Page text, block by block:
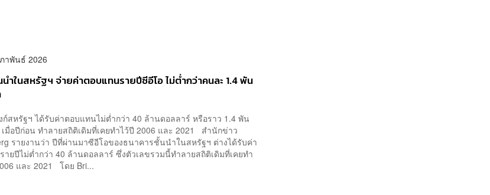
าพันธ์ 2026
ำในสหรัฐฯ จ่ายค่าตอบแทนรายปีซีอีโอ ไม่ต่ำกว่าคนละ 1.4 พัน
ก์สหรัฐฯ ได้รับค่าตอบแทนไม่ต่ำกว่า 40 ล้านดอลลาร์ หรือราว 1.4 พัน
มื่อปีก่อน ทำลายสถิติเดิมที่เคยทำไว้ปี 2006 และ 2021 สำนักข่าว
รายงานว่า ปีที่ผ่านมาซีอีโอของธนาคารชั้นนำในสหรัฐฯ ต่างได้รับค่า
ายปีไม่ต่ำกว่า 40 ล้านดอลลาร์ ซึ่งตัวเลขรวมนี้ทำลายสถิติเดิมที่เคยทำ
และ 2021 โดย Bri...